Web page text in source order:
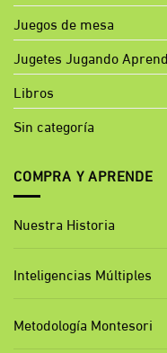
Juegos de mesa
Jugetes Jugando
Libros
Sin categoría
COMPRA Y APRENDE
Nuestra Historia
Inteligencias Múltiples
Metodología Montesori